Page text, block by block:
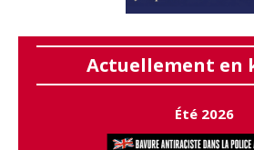
Actuellement en
Été 2026